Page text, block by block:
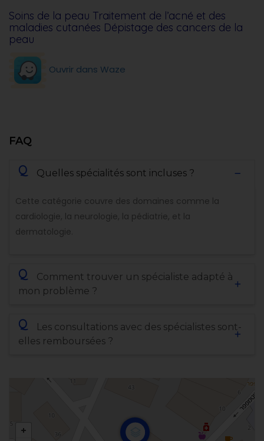
Soins de la peau Traitement de l’acné et des
maladies cutanées Dépistage des cancers de la
peau
Ouvrir dans Waze
FAQ
Q Quelles spécialités sont incluses ?
Cette catégorie couvre des domaines comme la
cardiologie, la neurologie, la pédiatrie, et la
dermatologie.
Q
Comment trouver un spécialiste adapté à
mon problème ?
Q
Les consultations avec des spécialistes sont-
elles remboursées ?